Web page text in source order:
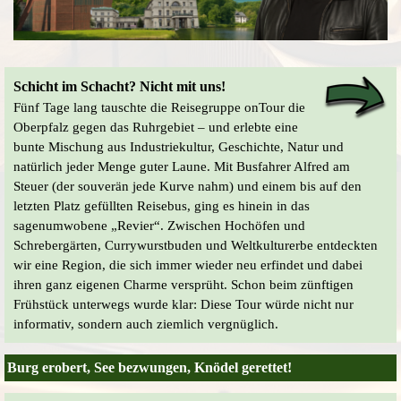
Schicht im Schacht? Nicht mit uns!
Fünf Tage lang tauschte die Reisegruppe onTour die
Oberpfalz gegen das Ruhrgebiet – und erlebte eine
bunte Mischung aus Industriekultur, Geschichte, Natur und
natürlich jeder Menge guter Laune. Mit Busfahrer Alfred am
Steuer (der souverän jede Kurve nahm) und einem bis auf den
letzten Platz gefüllten Reisebus, ging es hinein in das
sagenumwobene „Revier“. Zwischen Hochöfen und
Schrebergärten, Currywurstbuden und Weltkulturerbe entdeckten
wir eine Region, die sich immer wieder neu erfindet und dabei
ihren ganz eigenen Charme versprüht. Schon beim zünftigen
Frühstück unterwegs wurde klar: Diese Tour würde nicht nur
informativ, sondern auch ziemlich vergnüglich.
Burg erobert, See bezwungen, Knödel gerettet!